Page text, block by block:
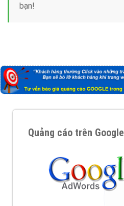
bạn!
Quảng cáo trên Google